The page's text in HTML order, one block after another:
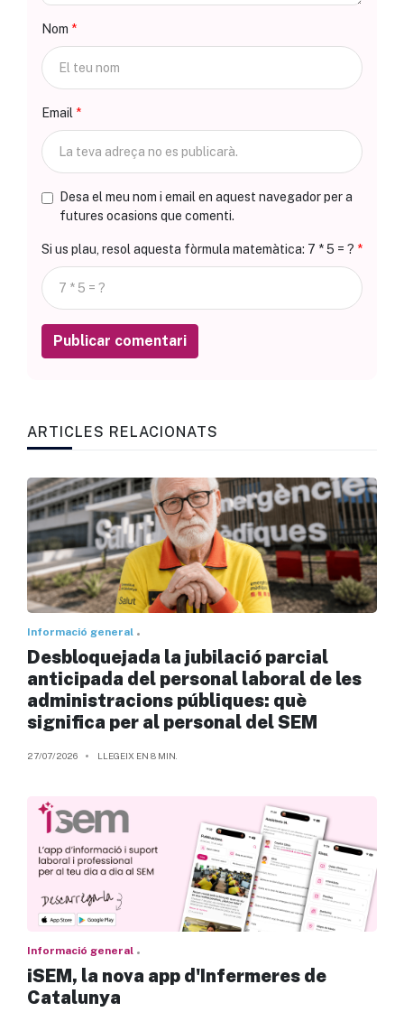
Nom
Email
Desa el meu nom i email en aquest navegador per a
futures ocasions que comenti.
Si us plau, resol aquesta fòrmula matemàtica: 7 * 5 = ?
Publicar comentari
ARTICLES RELACIONATS
Informació general
Desbloquejada la jubilació parcial
anticipada del personal laboral de les
administracions públiques: què
significa per al personal del SEM
27/07/2026 LLEGEIX EN 8 MIN.
Informació general
iSEM, la nova app d'Infermeres de
Catalunya